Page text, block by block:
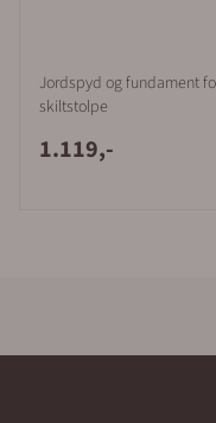
Jordspyd og fundament
skiltstolpe
1.119,-